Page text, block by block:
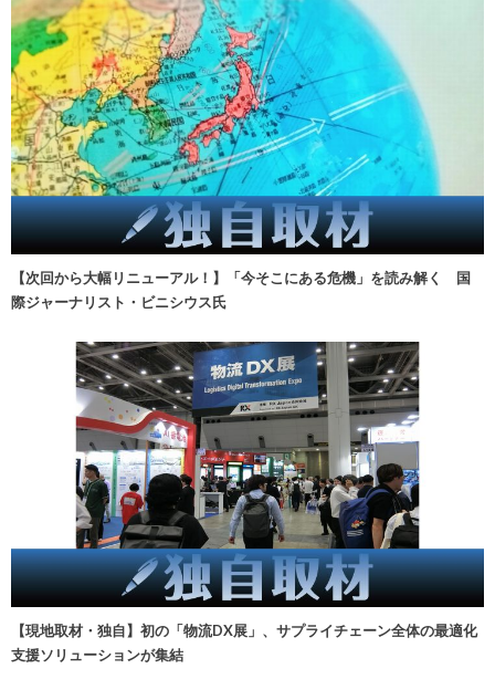
【次回から大幅リニューアル！】「今そこにある危機」を読み解く 国
際ジャーナリスト・ビニシウス氏
【現地取材・独自】初の「物流DX展」、サプライチェーン全体の最適化
支援ソリューションが集結